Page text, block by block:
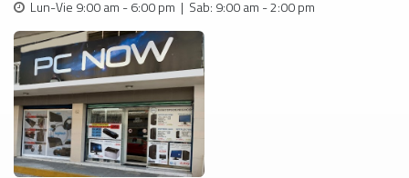
Lun-Vie 9:00 am - 6:00 pm | Sab: 9:00 am - 2:00 pm